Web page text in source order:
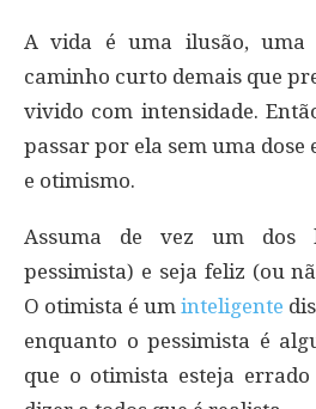
A vida é uma ilusão, uma
caminho curto demais que
vivido com intensidade.
passar por ela sem uma dose
e otimismo.
Assuma de vez um dos
pessimista) e seja feliz (ou
O otimista é um inteligente
enquanto o pessimista é
que o otimista esteja